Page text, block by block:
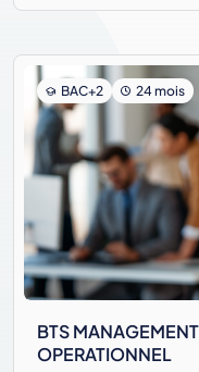
BAC+2 24 mois
BTS
OPERATIONNEL